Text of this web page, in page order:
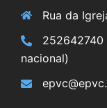
Rua da
252642740
nacional)